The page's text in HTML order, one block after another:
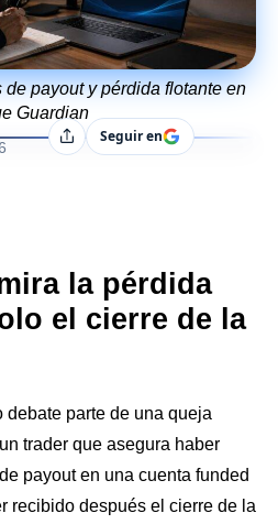
payout y pérdida flotante en
Guardian
CompartirSeguir en
la pérdida
el cierre de la
debate parte de una queja
trader que asegura haber
payout en una cuenta funded
recibido después el cierre de la